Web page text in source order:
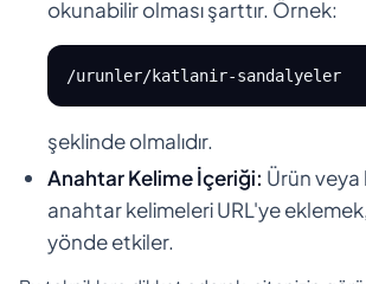
okunabilir olması şarttır. Örnek:
/urunler/katlanir-sandalyeler
şeklinde olmalıdır.
Anahtar Kelime İçeriği: Ürün
anahtar kelimeleri URL'ye
yönde etkiler.